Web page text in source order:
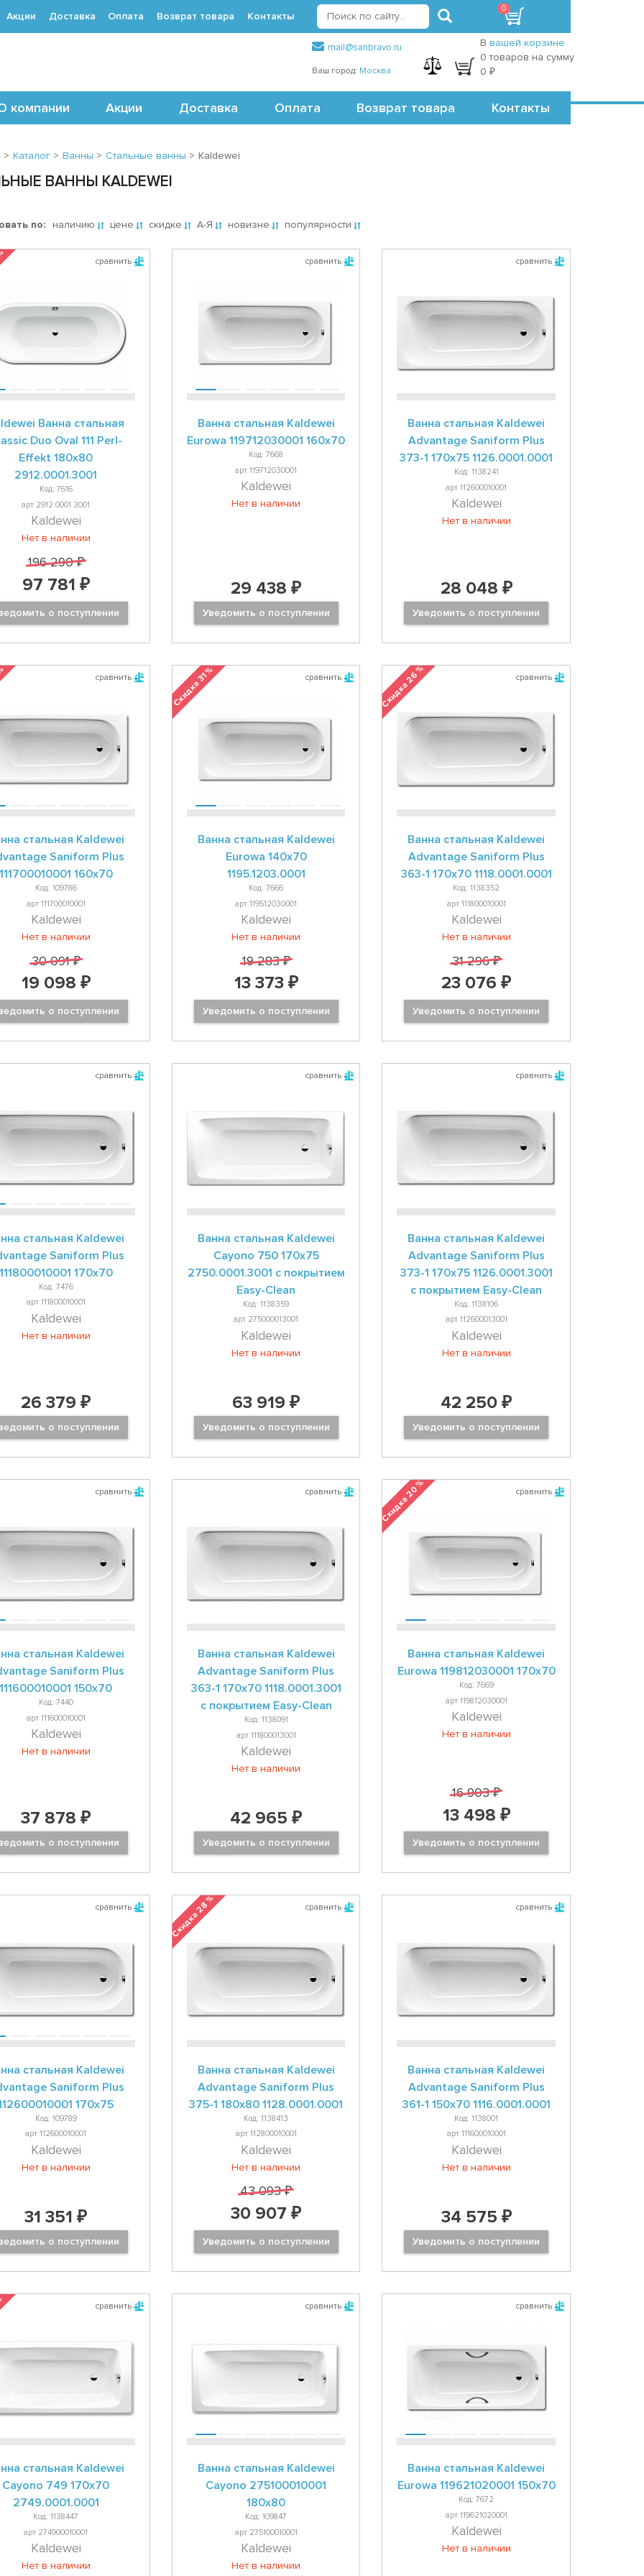
(495) 488-71-24 Точки самовывоза
mail@sanbravo.ru
Ваш город: Москва
регистрация
В вашей корзине
0 товаров на сумму
0 ₽
компании Акции Доставка Оплата Возврат товара Контакты
Акции Доставка Оплата Возврат товара Контакты
0
> Каталог> Ванны > Стальные ванны > Kaldewei
ВАННЫ KALDEWEI
по: наличию цене скидке А-Я новизне популярности
сравнить
Ванна стальная
Duo Oval 111 Perl-
Effekt 180x80
2912.0001.3001
Код: 7616
арт 2912.0001.3001
Kaldewei
Нет в наличии
196 290 ₽
97 781 ₽
о поступлении
сравнить
Ванна стальная Kaldewei
Eurowa 119712030001 160x70
Код: 7668
арт 119712030001
Kaldewei
Нет в наличии
29 438 ₽
Уведомить о поступлении
сравнить
Ванна стальная Kaldewei
Advantage Saniform Plus
373-1 170x75 1126.0001.0001
Код: 1138241
арт 112600010001
Kaldewei
Нет в наличии
28 048 ₽
Уведомить о поступлении
сравнить
стальная Kaldewei
Saniform Plus
160x70
Код: 109786
арт 111700010001
Kaldewei
Нет в наличии
30 091 ₽
19 098 ₽
о поступлении
сравнить
Скидка 31 %
Ванна стальная Kaldewei
Eurowa 140х70
1195.1203.0001
Код: 7666
арт 119512030001
Kaldewei
Нет в наличии
19 283 ₽
13 373 ₽
Уведомить о поступлении
сравнить
Скидка 26 %
Ванна стальная Kaldewei
Advantage Saniform Plus
363-1 170x70 1118.0001.0001
Код: 1138352
арт 111800010001
Kaldewei
Нет в наличии
31 296 ₽
23 076 ₽
Уведомить о поступлении
сравнить
стальная Kaldewei
Saniform Plus
170x70
Код: 7476
арт 111800010001
Kaldewei
Нет в наличии
26 379 ₽
о поступлении
сравнить
Ванна стальная Kaldewei
Cayono 750 170x75
2750.0001.3001 с покрытием
Easy-Clean
Код: 1138359
арт 275000013001
Kaldewei
Нет в наличии
63 919 ₽
Уведомить о поступлении
сравнить
Ванна стальная Kaldewei
Advantage Saniform Plus
373-1 170x75 1126.0001.3001
с покрытием Easy-Clean
Код: 1138106
арт 112600013001
Kaldewei
Нет в наличии
42 250 ₽
Уведомить о поступлении
сравнить
стальная Kaldewei
Saniform Plus
111600010001 150x70
Код: 7440
арт 111600010001
Kaldewei
Нет в наличии
37 878 ₽
о поступлении
сравнить
Ванна стальная Kaldewei
Advantage Saniform Plus
363-1 170x70 1118.0001.3001
с покрытием Easy-Clean
Код: 1138091
арт 111800013001
Kaldewei
Нет в наличии
42 965 ₽
Уведомить о поступлении
сравнить
Скидка 20 %
Ванна стальная Kaldewei
Eurowa 119812030001 170x70
Код: 7669
арт 119812030001
Kaldewei
Нет в наличии
16 903 ₽
13 498 ₽
Уведомить о поступлении
сравнить
стальная Kaldewei
Saniform Plus
170x75
Код: 109789
арт 112600010001
Kaldewei
Нет в наличии
31 351 ₽
о поступлении
сравнить
Скидка 28 %
Ванна стальная Kaldewei
Advantage Saniform Plus
375-1 180x80 1128.0001.0001
Код: 1138413
арт 112800010001
Kaldewei
Нет в наличии
43 093 ₽
30 907 ₽
Уведомить о поступлении
сравнить
Ванна стальная Kaldewei
Advantage Saniform Plus
361-1 150x70 1116.0001.0001
Код: 1138001
арт 111600010001
Kaldewei
Нет в наличии
34 575 ₽
Уведомить о поступлении
сравнить
стальная Kaldewei
Cayono 749 170x70
2749.0001.0001
Код: 1138447
арт 274900010001
Kaldewei
Нет в наличии
сравнить
Ванна стальная Kaldewei
Cayono 275100010001
180x80
Код: 109847
арт 275100010001
Kaldewei
Нет в наличии
сравнить
Ванна стальная Kaldewei
Eurowa 119621020001 150x70
Код: 7672
арт 119621020001
Kaldewei
Нет в наличии